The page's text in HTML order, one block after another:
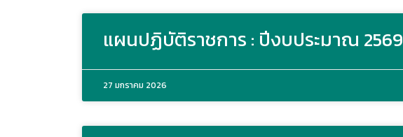
แผนปฏิบัติราชการ : ปีงบประมาณ 2569
27 มกราคม 2026